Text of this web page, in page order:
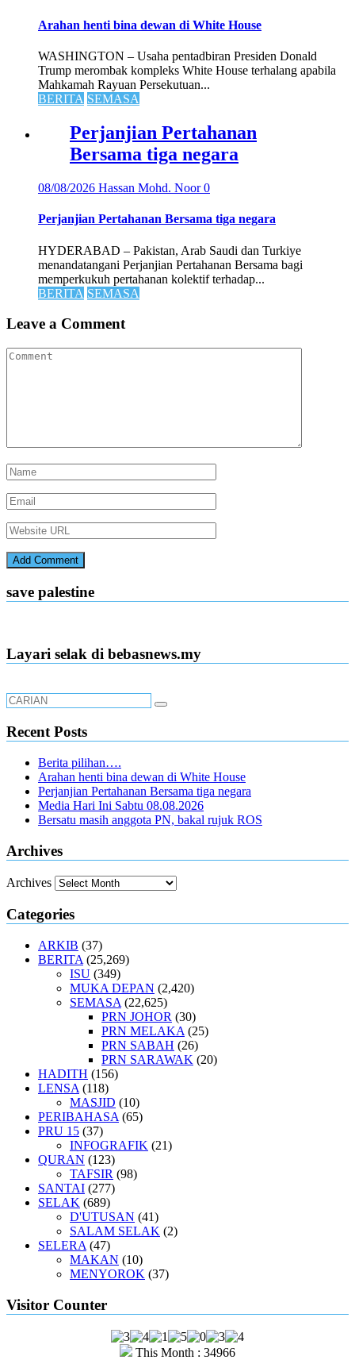
Arahan henti bina dewan di White House
WASHINGTON – Usaha pentadbiran Presiden Donald
Trump merombak kompleks White House terhalang apabila
Mahkamah Rayuan Persekutuan...
BERITA SEMASA
Perjanjian Pertahanan
Bersama tiga negara
08/08/2026 Hassan Mohd. Noor0
Perjanjian Pertahanan Bersama tiga negara
HYDERABAD – Pakistan, Arab Saudi dan Turkiye
menandatangani Perjanjian Pertahanan Bersama bagi
memperkukuh pertahanan kolektif terhadap...
BERITA SEMASA
Leave a Comment
save palestine
Layari selak di bebasnews.my
Recent Posts
Berita pilihan….
Arahan henti bina dewan di White House
Perjanjian Pertahanan Bersama tiga negara
Media Hari Ini Sabtu 08.08.2026
Bersatu masih anggota PN, bakal rujuk ROS
Archives
Archives
Categories
ARKIB (37)
BERITA (25,269)
ISU (349)
MUKA DEPAN (2,420)
SEMASA (22,625)
PRN JOHOR (30)
PRN MELAKA (25)
PRN SABAH (26)
PRN SARAWAK (20)
HADITH (156)
LENSA (118)
MASJID (10)
PERIBAHASA (65)
PRU 15 (37)
INFOGRAFIK (21)
QURAN (123)
TAFSIR (98)
SANTAI (277)
SELAK (689)
D'UTUSAN (41)
SALAM SELAK (2)
SELERA (47)
MAKAN (10)
MENYOROK (37)
Visitor Counter
This Month : 34966